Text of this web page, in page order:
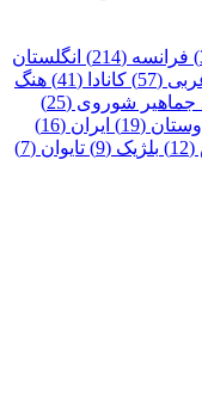
فرانسه (214)
انگلستان
(57) کانادا (41)
هنگ
جماهیر شوروی (25)
(19)
ایران (16)
بلژیک (9)
تایوان (7)